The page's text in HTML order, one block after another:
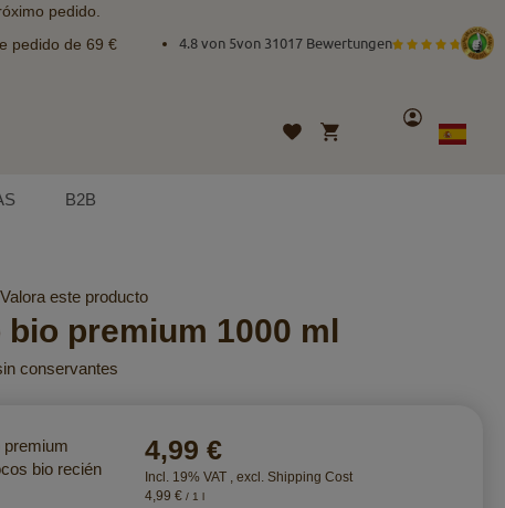
pedido.
pedido de 69 € 4.8 von 5von 31017 Bewertungen
Lista
Mi cesta
Cuenta
Lenguaje
Spanish
B2B
Valora este producto
premium 1000 ml
conservantes
premium
bio recién
4,99 €
Incl. 19% VAT , excl. Shipping Cost
4,99 € / 1 l